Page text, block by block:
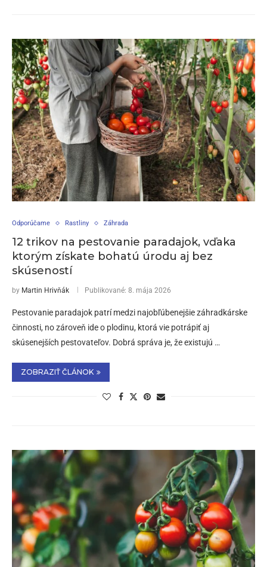
Odporúčame Rastliny Záhrada
12 trikov na pestovanie paradajok, vďaka
ktorým získate bohatú úrodu aj bez
skúseností
by Martin Hrivňák Publikované: 8. mája 2026
Pestovanie paradajok patrí medzi najobľúbenejšie záhradkárske
činnosti, no zároveň ide o plodinu, ktorá vie potrápiť aj
skúsenejších pestovateľov. Dobrá správa je, že existujú …
ZOBRAZIŤ ČLÁNOK